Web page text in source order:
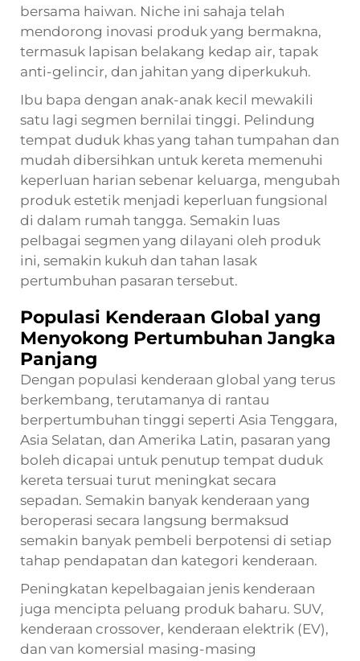
bersama haiwan. Niche ini sahaja telah
mendorong inovasi produk yang bermakna,
termasuk lapisan belakang kedap air, tapak
anti-gelincir, dan jahitan yang diperkukuh.
Ibu bapa dengan anak-anak kecil mewakili
satu lagi segmen bernilai tinggi. Pelindung
tempat duduk khas yang tahan tumpahan dan
mudah dibersihkan untuk kereta memenuhi
keperluan harian sebenar keluarga, mengubah
produk estetik menjadi keperluan fungsional
di dalam rumah tangga. Semakin luas
pelbagai segmen yang dilayani oleh produk
ini, semakin kukuh dan tahan lasak
pertumbuhan pasaran tersebut.
Populasi Kenderaan Global yang
Menyokong Pertumbuhan Jangka
Panjang
Dengan populasi kenderaan global yang terus
berkembang, terutamanya di rantau
berpertumbuhan tinggi seperti Asia Tenggara,
Asia Selatan, dan Amerika Latin, pasaran yang
boleh dicapai untuk penutup tempat duduk
kereta tersuai turut meningkat secara
sepadan. Semakin banyak kenderaan yang
beroperasi secara langsung bermaksud
semakin banyak pembeli berpotensi di setiap
tahap pendapatan dan kategori kenderaan.
Peningkatan kepelbagaian jenis kenderaan
juga mencipta peluang produk baharu. SUV,
kenderaan crossover, kenderaan elektrik (EV),
dan van komersial masing-masing